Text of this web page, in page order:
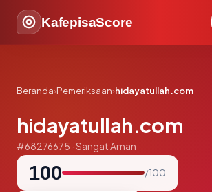
KafepisaScore
Beranda›Pemeriksaan›hidayatullah.com
hidayatullah.com
#68276675 · Sangat Aman
100 / 100